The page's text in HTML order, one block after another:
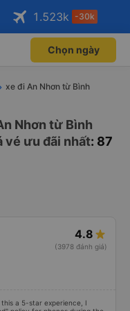
Mở app
bay qua
Mở app
1.523k -30k
Chọn ngày
xe đi An Nhơn từ Bình
Nhơn từ Bình
vé ưu đãi nhất: 87
4.8
(3978 đánh giá)
a 5-star experience, I